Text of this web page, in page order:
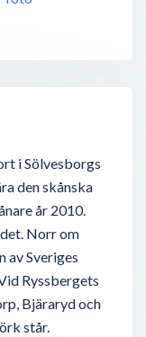
i Sölvesborgs
den skånska
år 2010.
Norr om
av Sveriges
Ryssbergets
Bjäraryd och
står.